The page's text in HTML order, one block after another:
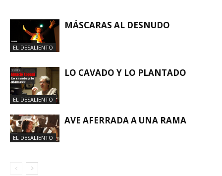
EL DESALIENTO
MÁSCARAS AL DESNUDO
EL DESALIENTO
LO CAVADO Y LO PLANTADO
EL DESALIENTO
AVE AFERRADA A UNA RAMA